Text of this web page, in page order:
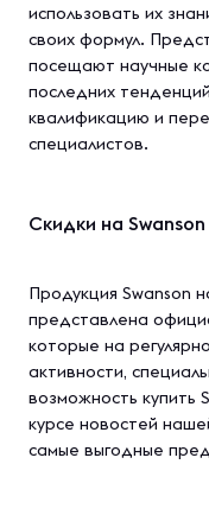
использовать их
своих формул.
посещают научные
последних
квалификацию и
специалистов.
Скидки на Swanson
Продукция Swanson
представлена
которые на
активности,
возможность купить
курсе новостей
самые выгодные